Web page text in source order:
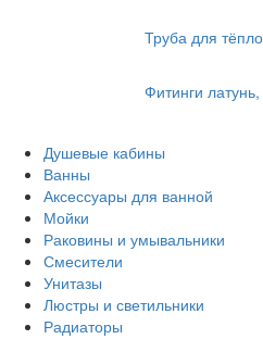
Труба для
Фитинги
Душевые кабины
Ванны
Аксессуары для ванной
Мойки
Раковины и умывальники
Смесители
Унитазы
Люстры и светильники
Радиаторы